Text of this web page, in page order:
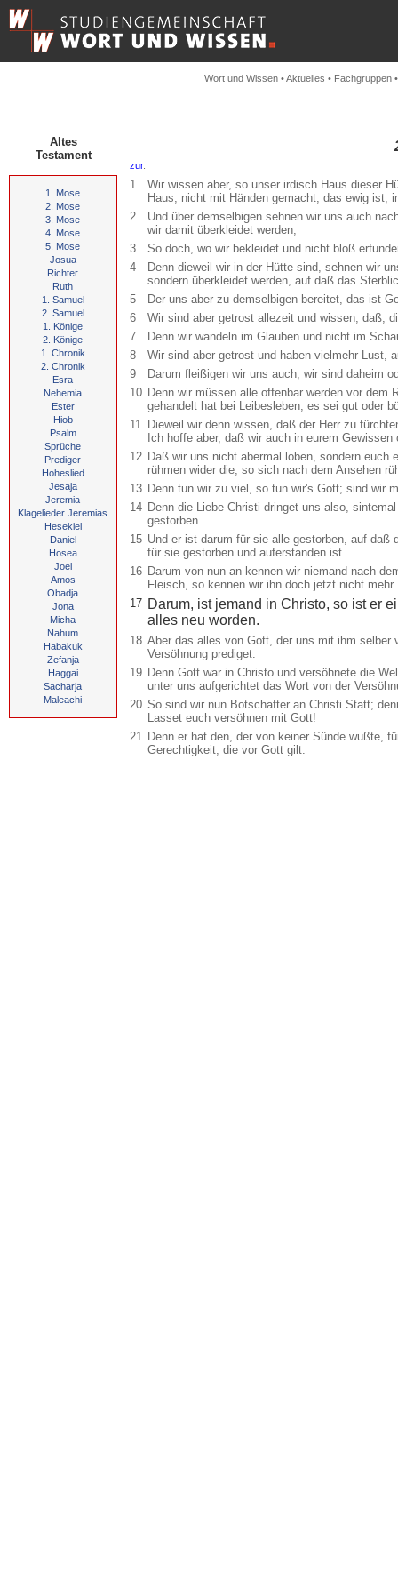
Wort und Wissen •Aktuelles • Fachgruppen
Altes
Testament
1. Mose
2. Mose
3. Mose
4. Mose
5. Mose
Josua
Richter
Ruth
1. Samuel
2. Samuel
1. Könige
2. Könige
1. Chronik
2. Chronik
Esra
Nehemia
Ester
Hiob
Psalm
Sprüche
Prediger
Hoheslied
Jesaja
Jeremia
Klagelieder Jeremias
Hesekiel
Daniel
Hosea
Joel
Amos
Obadja
Jona
Micha
Nahum
Habakuk
Zefanja
Haggai
Sacharja
Maleachi
1
Wir wissen aber, so unser irdisch Haus dieser
Haus, nicht mit Händen gemacht, das ewig ist,
2
Und über demselbigen sehnen wir uns auch
wir damit überkleidet werden,
3
So doch, wo wir bekleidet und nicht bloß
4
Denn dieweil wir in der Hütte sind, sehnen wir
sondern überkleidet werden, auf daß das
5
Der uns aber zu demselbigen bereitet, das ist
6
Wir sind aber getrost allezeit und wissen, daß,
7
Denn wir wandeln im Glauben und nicht im
8
Wir sind aber getrost und haben vielmehr Lust,
9
Darum fleißigen wir uns auch, wir sind daheim
10 Denn wir müssen alle offenbar werden vor
gehandelt hat bei Leibesleben, es sei gut oder
11 Dieweil wir denn wissen, daß der Herr zu
Ich hoffe aber, daß wir auch in eurem Gewissen
12 Daß wir uns nicht abermal loben, sondern
rühmen wider die, so sich nach dem Ansehen
13 Denn tun wir zu viel, so tun wir's Gott; sind wir
14 Denn die Liebe Christi dringet uns also,
gestorben.
15 Und er ist darum für sie alle gestorben, auf
für sie gestorben und auferstanden ist.
16 Darum von nun an kennen wir niemand nach
Fleisch, so kennen wir ihn doch jetzt nicht mehr.
17 Darum, ist jemand in Christo, so ist er
alles neu worden.
18 Aber das alles von Gott, der uns mit ihm selber
Versöhnung prediget.
19 Denn Gott war in Christo und versöhnete die
unter uns aufgerichtet das Wort von der
20 So sind wir nun Botschafter an Christi Statt;
Lasset euch versöhnen mit Gott!
21 Denn er hat den, der von keiner Sünde wußte,
Gerechtigkeit, die vor Gott gilt.